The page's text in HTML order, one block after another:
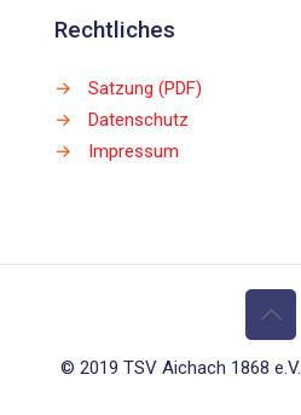
Rechtliches
→
Satzung (PDF)
→
Datenschutz
→
Impressum
© 2019 TSV Aichach 1868